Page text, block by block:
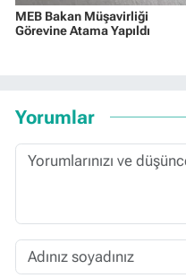
MEB Bakan Müşavirliği
Görevine Atama Yapıldı
Yorumlar